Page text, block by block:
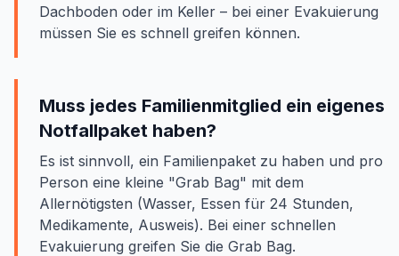
Dachboden oder im Keller – bei einer Evakuierung
müssen Sie es schnell greifen können.
Muss jedes Familienmitglied ein eigenes
Notfallpaket haben?
Es ist sinnvoll, ein Familienpaket zu haben und pro
Person eine kleine "Grab Bag" mit dem
Allernötigsten (Wasser, Essen für 24 Stunden,
Medikamente, Ausweis). Bei einer schnellen
Evakuierung greifen Sie die Grab Bag.